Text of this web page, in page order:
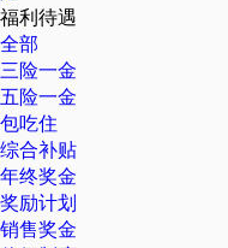
福利待遇
全部
三险一金
五险一金
包吃住
综合补贴
年终奖金
奖励计划
销售奖金